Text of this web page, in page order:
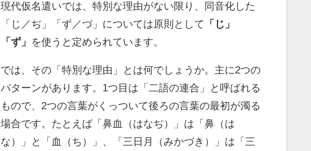
現代仮名遣いでは、特別な理由がない限り、同音化した
「じ／ぢ」「ず／づ」については原則として 「じ」
「ず」
を使うと定められています。
では、その「特別な理由」とは何でしょうか。主に2つの
パターンがあります。1つ目は「二語の連合」と呼ばれる
もので、2つの言葉がくっついて後ろの言葉の最初が濁る
場合です。たとえば「鼻血（はなぢ）」は「鼻（は
な）」と「血（ち）」、「三日月（みかづき）」は「三